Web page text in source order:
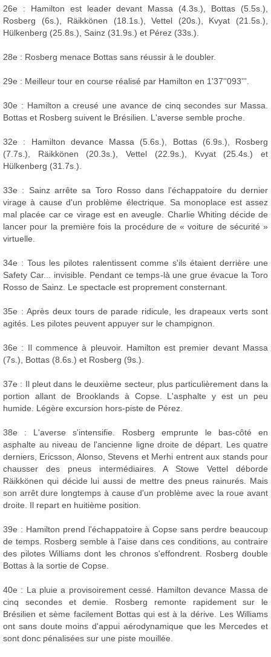
26e : Hamilton est leader devant Massa (4.3s.), Bottas (5.5s.),
Rosberg (6s.), Räikkönen (18.1s.), Vettel (20s.), Kvyat (21.5s.),
Hülkenberg (25.8s.), Sainz (31.9s.) et Pérez (33s.).
28e : Rosberg menace Bottas sans réussir à le doubler.
29e : Meilleur tour en course réalisé par Hamilton en 1'37''093'''.
30e : Hamilton a creusé une avance de cinq secondes sur Massa.
Bottas et Rosberg suivent le Brésilien. L'averse semble proche.
32e : Hamilton devance Massa (5.6s.), Bottas (6.9s.), Rosberg
(7.7s.), Räikkönen (20.3s.), Vettel (22.9s.), Kvyat (25.4s.) et
Hülkenberg (31.7s.).
33e : Sainz arrête sa Toro Rosso dans l'échappatoire du dernier
virage à cause d'un problème électrique. Sa monoplace est assez
mal placée car ce virage est en aveugle. Charlie Whiting décide de
lancer pour la première fois la procédure de « voiture de sécurité »
virtuelle.
34e : Tous les pilotes ralentissent comme s'ils étaient derrière une
Safety Car... invisible. Pendant ce temps-là une grue évacue la Toro
Rosso de Sainz. Le spectacle est proprement consternant.
35e : Après deux tours de parade ridicule, les drapeaux verts sont
agités. Les pilotes peuvent appuyer sur le champignon.
36e : Il commence à pleuvoir. Hamilton est premier devant Massa
(7s.), Bottas (8.6s.) et Rosberg (9s.).
37e : Il pleut dans le deuxième secteur, plus particulièrement dans la
portion allant de Brooklands à Copse. L'asphalte y est un peu
humide. Légère excursion hors-piste de Pérez.
38e : L'averse s'intensifie. Rosberg emprunte le bas-côté en
asphalte au niveau de l'ancienne ligne droite de départ. Les quatre
derniers, Ericsson, Alonso, Stevens et Merhi entrent aux stands pour
chausser des pneus intermédiaires. A Stowe Vettel déborde
Räikkönen qui décide lui aussi de mettre des pneus rainurés. Mais
son arrêt dure longtemps à cause d'un problème avec la roue avant
droite. Il repart en huitième position.
39e : Hamilton prend l'échappatoire à Copse sans perdre beaucoup
de temps. Rosberg semble à l'aise dans ces conditions, au contraire
des pilotes Williams dont les chronos s'effondrent. Rosberg double
Bottas à la sortie de Copse.
40e : La pluie a provisoirement cessé. Hamilton devance Massa de
cinq secondes et demie. Rosberg remonte rapidement sur le
Brésilien et sème facilement Bottas qui est à la dérive. Les Williams
ont sans doute moins d'appui aérodynamique que les Mercedes et
sont donc pénalisées sur une piste mouillée.